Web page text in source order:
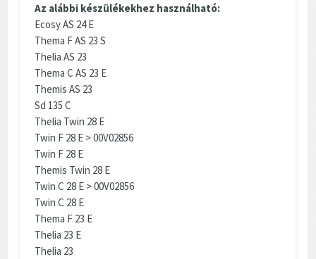
Az alábbi készülékekhez használható:
Ecosy AS 24 E
Thema F AS 23 S
Thelia AS 23
Thema C AS 23 E
Themis AS 23
Sd 135 C
Thelia Twin 28 E
Twin F 28 E > 00V02856
Twin F 28 E
Themis Twin 28 E
Twin C 28 E > 00V02856
Twin C 28 E
Thema F 23 E
Thelia 23 E
Thelia 23